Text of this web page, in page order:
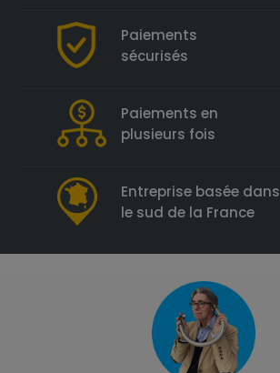
Paiements
sécurisés
Paiements en
plusieurs fois
Entreprise basée dans
le sud de la France